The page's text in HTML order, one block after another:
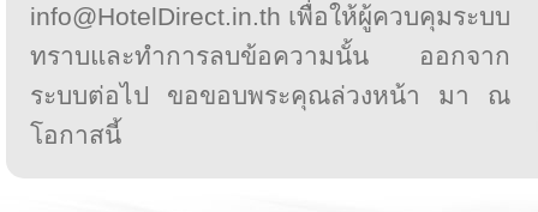
info@HotelDirect.in.th เพื่อให้ผู้ควบคุมระบบ
ทราบและทำการลบข้อความนั้น ออกจาก
ระบบต่อไป ขอขอบพระคุณล่วงหน้า มา ณ
โอกาสนี้